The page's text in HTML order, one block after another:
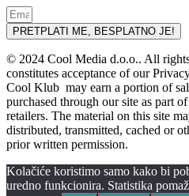
PRETPLATI ME, BESPLATNO JE!
© 2024 Cool Media d.o.o.. All
constitutes acceptance of our
Cool Klub may earn a portion of
purchased through our site as part
retailers. The material on this site
distributed, transmitted, cached or
prior written permission.
Kolačiće koristimo samo kako bi
uredno funkcionira. Statistika